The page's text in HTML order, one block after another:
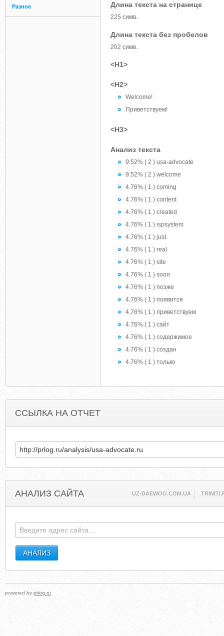
Разное Длина текста на странице
225 симв.
Длина текста без пробелов
202 симв.
<H1>
<H2>
Welcome!
Приветствуем!
<H3>
Анализ текста
9.52% ( 2 ) usa-advocate
9.52% ( 2 ) welcome
4.76% ( 1 ) coming
4.76% ( 1 ) content
4.76% ( 1 ) created
4.76% ( 1 ) ispsystem
4.76% ( 1 ) just
4.76% ( 1 ) real
4.76% ( 1 ) site
4.76% ( 1 ) soon
4.76% ( 1 ) позже
4.76% ( 1 ) появится
4.76% ( 1 ) приветствуем
4.76% ( 1 ) сайт
4.76% ( 1 ) содержимое
4.76% ( 1 ) создан
4.76% ( 1 ) только
ССЫЛКА НА ОТЧЕТ
АНАЛИЗ САЙТА UZ-DAEWOO.COM.UA
powered by prlog.ru